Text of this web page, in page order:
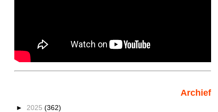
Archief
► 2025 (362)